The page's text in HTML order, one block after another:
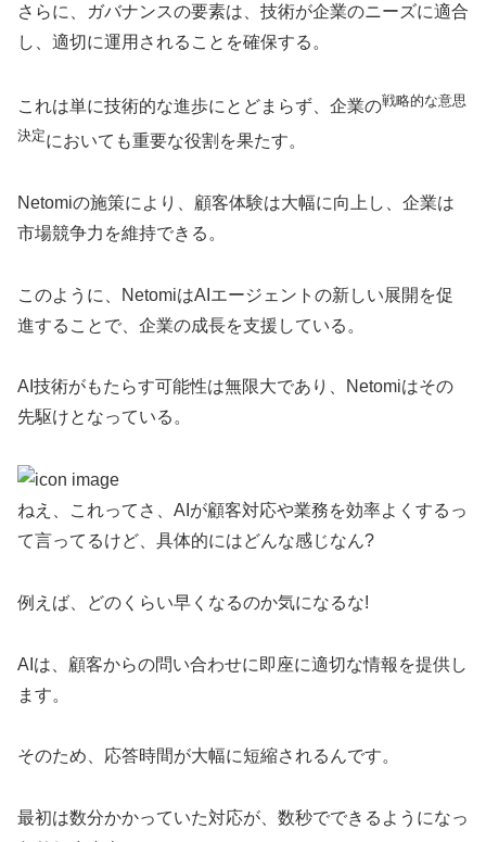
さらに、ガバナンスの要素は、技術が企業のニーズに適合
し、適切に運用されることを確保する。
これは単に技術的な進歩にとどまらず、企業の戦略的な意思
決定においても重要な役割を果たす。
Netomiの施策により、顧客体験は大幅に向上し、企業は
市場競争力を維持できる。
このように、NetomiはAIエージェントの新しい展開を促
進することで、企業の成長を支援している。
AI技術がもたらす可能性は無限大であり、Netomiはその
先駆けとなっている。
ねえ、これってさ、AIが顧客対応や業務を効率よくするっ
て言ってるけど、具体的にはどんな感じなん?
例えば、どのくらい早くなるのか気になるな!
AIは、顧客からの問い合わせに即座に適切な情報を提供し
ます。
そのため、応答時間が大幅に短縮されるんです。
最初は数分かかっていた対応が、数秒でできるようになっ